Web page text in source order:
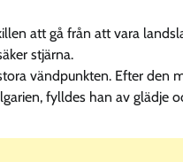
att gå från att vara
stjärna.
vändpunkten. Efter den
fylldes han av glädje